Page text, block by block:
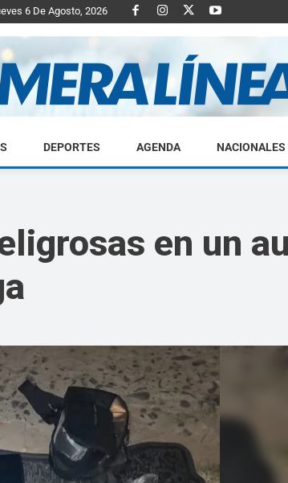
6 De Agosto, 2026
Diario
Linea
DEPORTES AGENDA NACIONALES
en un